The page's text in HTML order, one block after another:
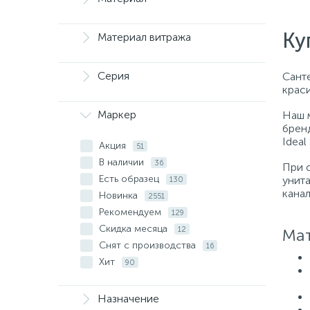
Материал витража
Серия
Маркер
Акция 51
В наличии 36
Есть образец 130
Новинка 2551
Рекомендуем 129
Скидка месяца 12
Снят с производства 16
Хит 90
Назначение
Наш
Ideal
При